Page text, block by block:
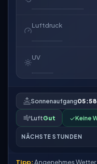
Luftdruck
UV
Sonnenaufgang05:58
LuftGut ✓Keine
NÄCHSTE STUNDEN
Tipp:Angenehmes Wetter